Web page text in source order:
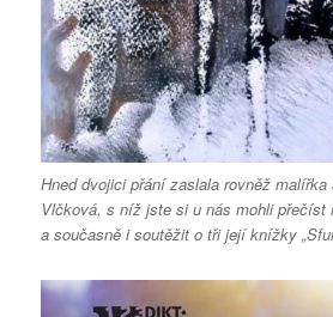
Hned dvojici přání zaslala rovněž
Vlčková, s níž jste si u nás mohli přečíst
a současně i soutěžit o tři její knížky